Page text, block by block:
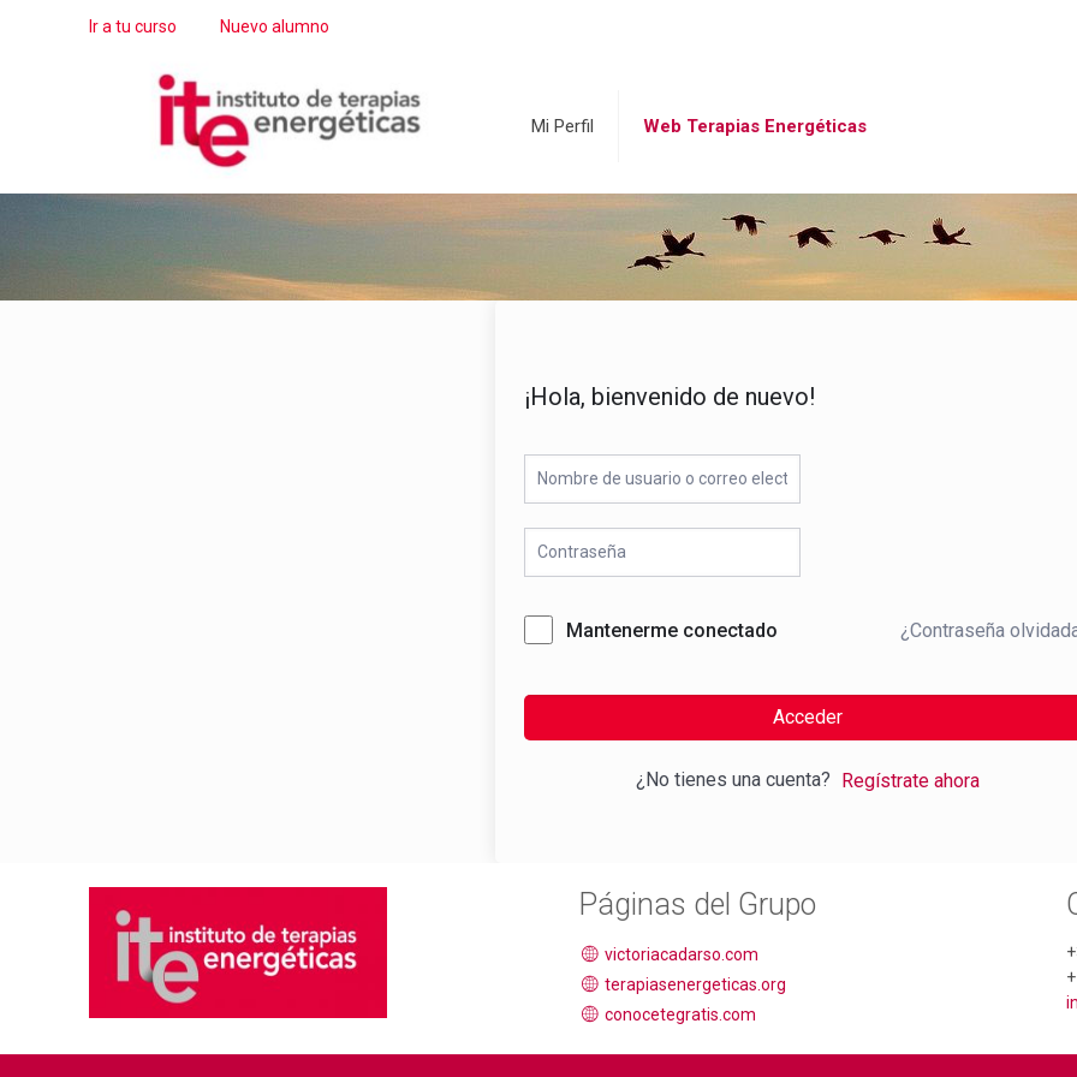
Ir a tu curso Nuevo alumno
Mi Perfil Web Terapias Energéticas
¡Hola, bienvenido de nuevo!
Mantenerme conectado ¿Contraseña
Acceder
¿No tienes una cuenta? Regístrate ahora
Páginas del Grupo
victoriacadarso.com
terapiasenergeticas.org
conocetegratis.com